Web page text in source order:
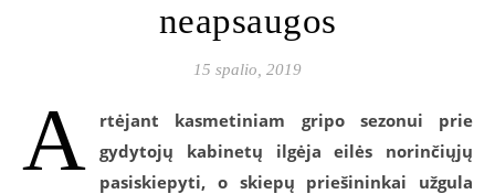
neapsaugos
15 spalio, 2019
A
rtėjant kasmetiniam gripo sezonui prie
gydytojų kabinetų ilgėja eilės norinčiųjų
pasiskiepyti, o skiepų priešininkai užgula